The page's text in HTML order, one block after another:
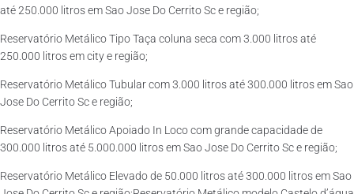
até 250.000 litros em Sao Jose Do Cerrito Sc e região;
Reservatório Metálico Tipo Taça coluna seca com 3.000 litros até
250.000 litros em city e região;
Reservatório Metálico Tubular com 3.000 litros até 300.000 litros em Sao
Jose Do Cerrito Sc e região;
Reservatório Metálico Apoiado In Loco com grande capacidade de
300.000 litros até 5.000.000 litros em Sao Jose Do Cerrito Sc e região;
Reservatório Metálico Elevado de 50.000 litros até 300.000 litros em Sao